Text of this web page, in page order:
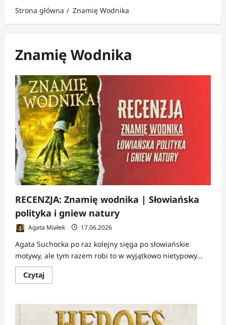
Strona główna Znamię Wodnika
Znamię Wodnika
RECENZJA: Znamię wodnika | Słowiańska
polityka i gniew natury
Agata Miałek 17.06.2026
Agata Suchocka po raz kolejny sięga po słowiańskie
motywy, ale tym razem robi to w wyjątkowo nietypowy...
CzytajDowiedz
się
RECENZJA:
Znamię
wodnika